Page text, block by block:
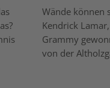
Wände können
Kendrick
Grammy
von der